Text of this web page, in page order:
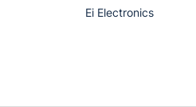
Ei Electronics